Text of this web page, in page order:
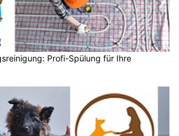
Profi-Spülung für Ihre